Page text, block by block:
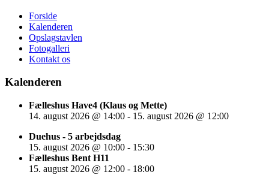
Forside
Kalenderen
Opslagstavlen
Fotogalleri
Kontakt os
Kalenderen
Fælleshus Have4 (Klaus og Mette)
14. august 2026 @ 14:00 - 15. august 2026 @ 12:00
Duehus - 5 arbejdsdag
15. august 2026 @ 10:00 - 15:30
Fælleshus Bent H11
15. august 2026 @ 12:00 - 18:00